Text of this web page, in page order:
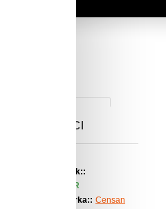
Isıtıcı
Stok::
VAR
Marka:: Censan